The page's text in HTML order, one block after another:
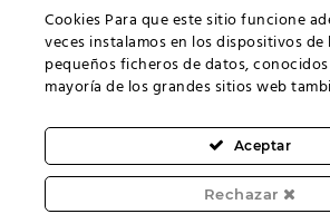
Cuñauto 2022 © - Política de Privacidad
Cookies Para que este sitio funcione
veces instalamos en los dispositivos
pequeños ficheros de datos,
mayoría de los grandes sitios web
Aceptar
Rechazar